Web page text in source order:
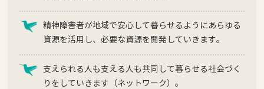
精神障害者が地域で安心して暮らせるようにあらゆる
資源を活用し、必要な資源を開発していきます。
支えられる人も支える人も共同して暮らせる社会づく
りをしていきます（ネットワーク）。